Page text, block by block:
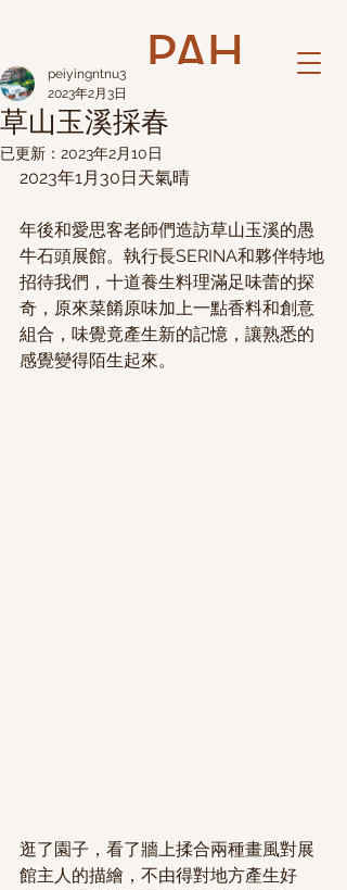
PAH
草山玉溪採春
peiyingntnu3
2023年2月3日
已更新： 2023年2月10日
2023年1月30日天氣晴
年後和愛思客老師們造訪草山玉溪的愚
牛石頭展館。執行長SERINA和夥伴特地
招待我們，十道養生料理滿足味蕾的探
奇，原來菜餚原味加上一點香料和創意
組合，味覺竟產生新的記憶，讓熟悉的
感覺變得陌生起來。
逛了園子，看了牆上揉合兩種畫風對展
館主人的描繪，不由得對地方產生好